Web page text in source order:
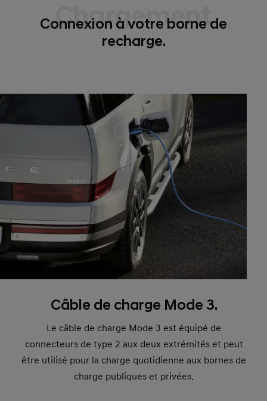
Chargement
Connexion à votre borne de
recharge.
Câble de charge Mode 3.
Le câble de charge Mode 3 est équipé de
connecteurs de type 2 aux deux extrémités et peut
être utilisé pour la charge quotidienne aux bornes de
charge publiques et privées.